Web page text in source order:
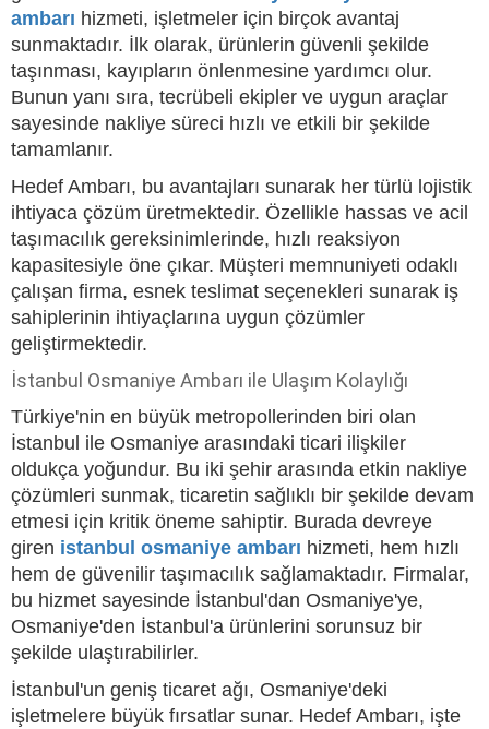
ambarı hizmeti, işletmeler için birçok avantaj
sunmaktadır. İlk olarak, ürünlerin güvenli şekilde
taşınması, kayıpların önlenmesine yardımcı olur.
Bunun yanı sıra, tecrübeli ekipler ve uygun araçlar
sayesinde nakliye süreci hızlı ve etkili bir şekilde
tamamlanır.
Hedef Ambarı, bu avantajları sunarak her türlü lojistik
ihtiyaca çözüm üretmektedir. Özellikle hassas ve acil
taşımacılık gereksinimlerinde, hızlı reaksiyon
kapasitesiyle öne çıkar. Müşteri memnuniyeti odaklı
çalışan firma, esnek teslimat seçenekleri sunarak iş
sahiplerinin ihtiyaçlarına uygun çözümler
geliştirmektedir.
İstanbul Osmaniye Ambarı ile Ulaşım Kolaylığı
Türkiye'nin en büyük metropollerinden biri olan
İstanbul ile Osmaniye arasındaki ticari ilişkiler
oldukça yoğundur. Bu iki şehir arasında etkin nakliye
çözümleri sunmak, ticaretin sağlıklı bir şekilde devam
etmesi için kritik öneme sahiptir. Burada devreye
giren istanbul osmaniye ambarı hizmeti, hem hızlı
hem de güvenilir taşımacılık sağlamaktadır. Firmalar,
bu hizmet sayesinde İstanbul'dan Osmaniye'ye,
Osmaniye'den İstanbul'a ürünlerini sorunsuz bir
şekilde ulaştırabilirler.
İstanbul'un geniş ticaret ağı, Osmaniye'deki
işletmelere büyük fırsatlar sunar. Hedef Ambarı, işte